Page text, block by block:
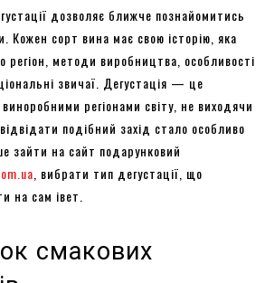
дозволяє ближче познайомитись
Кожен сорт вина має свою історію, яка
регіон, методи виробництва, особливості
звичаї. Дегустація — це
регіонами світу, не виходячи
подібний захід стало особливо
зайти на сайт подарунковий
, вибрати тип дегустації, що
на сам івет.
смакових